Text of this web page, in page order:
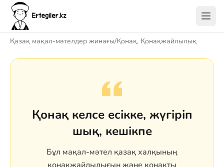
Қазақ мақал-мәтелдер жинағы/Қонақ, Қонақжайлылық
Қонақ келсе есікке, жүгіріп
шық, кешікпе
Бұл мақал-мәтел қазақ халқының